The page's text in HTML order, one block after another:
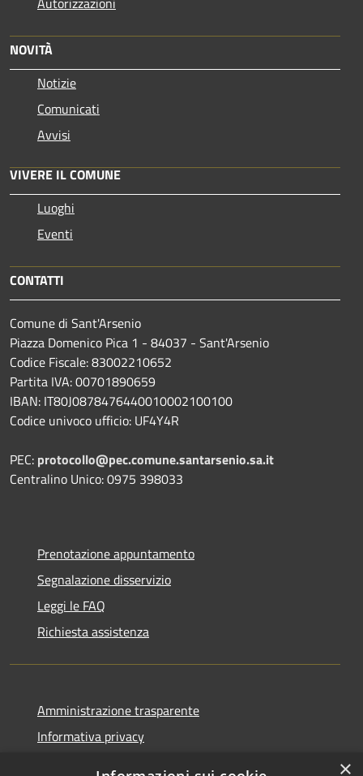
NOVITÀ
Notizie
Comunicati
Avvisi
VIVERE IL COMUNE
Luoghi
Eventi
CONTATTI
Comune di Sant'Arsenio
Piazza Domenico Pica 1 - 84037 - Sant'Arsenio
Codice Fiscale: 83002210652
Partita IVA: 00701890659
IBAN: IT80J0878476440010002100100
Codice univoco ufficio: UF4Y4R
PEC: protocollo@pec.comune.santarsenio.sa.it
Centralino Unico: 0975 398033
Prenotazione appuntamento
Segnalazione disservizio
Leggi le FAQ
Richiesta assistenza
Amministrazione trasparente
Informativa privacy
×